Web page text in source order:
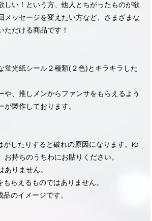
しい！という方、他人とちがったものが欲
メッセージを変えたい方など、さまざまな
ただける商品です！
蛍光紙シール２種類(２色)とキラキラした
や、推しメンからファンサをもらえるよう
製作しております。
したりすると破れの原因になります。ゆ
お持ちのうちわにお貼りください。
りません。
らえるものではありません。
のイメージです。